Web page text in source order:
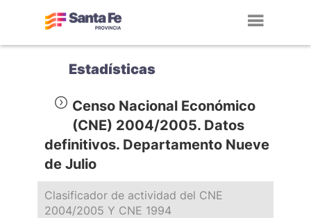
Estadísticas
Censo Nacional Económico
(CNE) 2004/2005. Datos
definitivos. Departamento Nueve
de Julio
Clasificador de actividad del CNE
2004/2005 Y CNE 1994